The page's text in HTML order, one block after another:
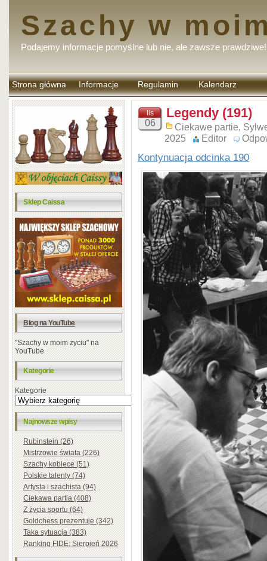
Szachy w
Podajemy informacje pomyślne lub nie, ale zawsze prawdziwe!
Strona główna Informacje Regulamin
komentarzy
Kalendarz
Sklep Caissa
Blog na YouTube
"Szachy w moim życiu" na
YouTube
Kategorie
Kategorie
Najnowsze wpisy
Rubinstein (26)
Mistrzowie świata (226)
Szachy kobiece (51)
Polskie talenty (74)
Artysta i szachista (94)
Ciekawa partia (408)
Z życia sportu (64)
Goldchess prezentuje (342)
Taka sytuacja (383)
Ranking FIDE: Sierpień 2026
lis
06
Legendy (191)
Ciekawe partie,
2025
Editor
Kontynuacja odcinka 190